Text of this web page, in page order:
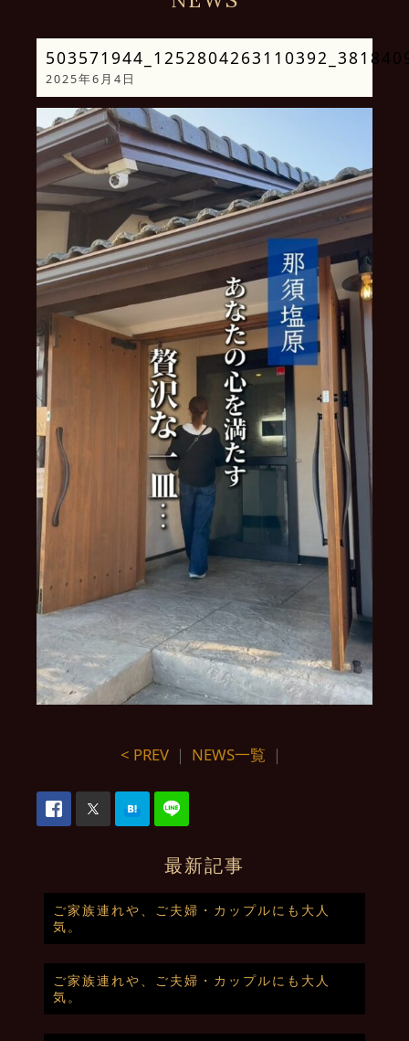
2025年6月4日
< PREV ｜ NEWS一覧 ｜
最新記事
ご家族連れや、ご夫婦・カップルにも大人
気。
ご家族連れや、ご夫婦・カップルにも大人
気。